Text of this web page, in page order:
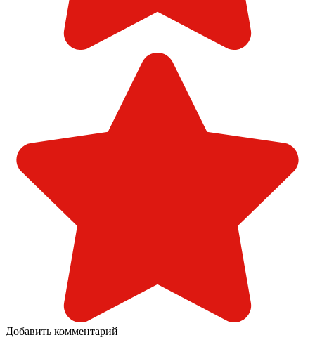
Добавить комментарий